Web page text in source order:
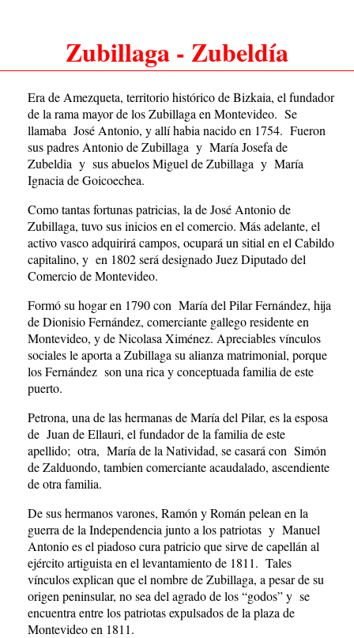
Zubillaga - Zubeldía
Era de Amezqueta, territorio histórico de Bizkaia, el fundador
de la rama mayor de los Zubillaga en Montevideo. Se
llamaba José Antonio, y allí habia nacido en 1754. Fueron
sus padres Antonio de Zubillaga y María Josefa de
Zubeldia y sus abuelos Miguel de Zubillaga y María
Ignacia de Goicoechea.
Como tantas fortunas patricias, la de José Antonio de
Zubillaga, tuvo sus inicios en el comercio. Más adelante, el
activo vasco adquirirá campos, ocupará un sitial en el Cabildo
capitalino, y en 1802 será designado Juez Diputado del
Comercio de Montevideo.
Formó su hogar en 1790 con María del Pilar Fernández, hija
de Dionisio Fernández, comerciante gallego residente en
Montevideo, y de Nicolasa Ximénez. Apreciables vínculos
sociales le aporta a Zubillaga su alianza matrimonial, porque
los Fernández son una rica y conceptuada familia de este
puerto.
Petrona, una de las hermanas de María del Pilar, es la esposa
de Juan de Ellauri, el fundador de la familia de este
apellido; otra, María de la Natividad, se casará con Simón
de Zalduondo, tambien comerciante acaudalado, ascendiente
de otra familia.
De sus hermanos varones, Ramón y Román pelean en la
guerra de la Independencia junto a los patriotas y Manuel
Antonio es el piadoso cura patricio que sirve de capellán al
ejército artiguista en el levantamiento de 1811. Tales
vínculos explican que el nombre de Zubillaga, a pesar de su
origen peninsular, no sea del agrado de los “godos” y se
encuentra entre los patriotas expulsados de la plaza de
Montevideo en 1811.